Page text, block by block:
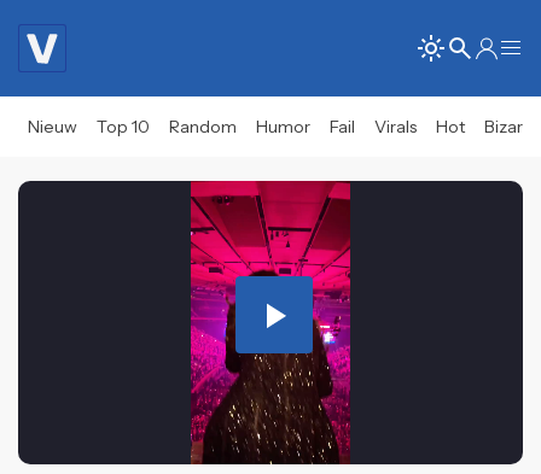
Nieuw Top 10 Random Humor Fail Virals Hot Bizar
Play
Video